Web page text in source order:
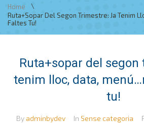
Home
\
Ruta+sopar Del Segon Trimestre: Ja Tenim
Faltes Tu!
Ruta+sopar del
tenim lloc, data,
tu!
By adminbydev In Sense categoria